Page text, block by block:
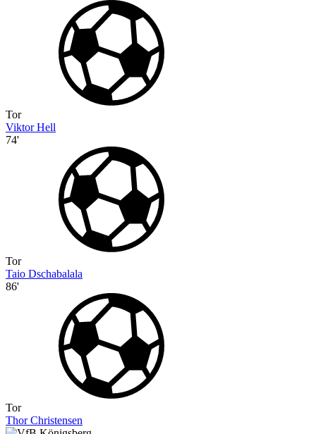
Tor
Viktor Hell
74'
Tor
Taio Dschabalala
86'
Tor
Thor Christensen